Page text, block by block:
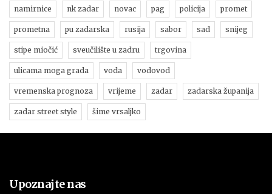
namirnice nk zadar novac pag policija promet
prometna pu zadarska rusija sabor sad snijeg
stipe miočić sveučilište u zadru trgovina
ulicama moga grada voda vodovod
vremenska prognoza vrijeme zadar zadarska županija
zadar street style šime vrsaljko
Upoznajte nas